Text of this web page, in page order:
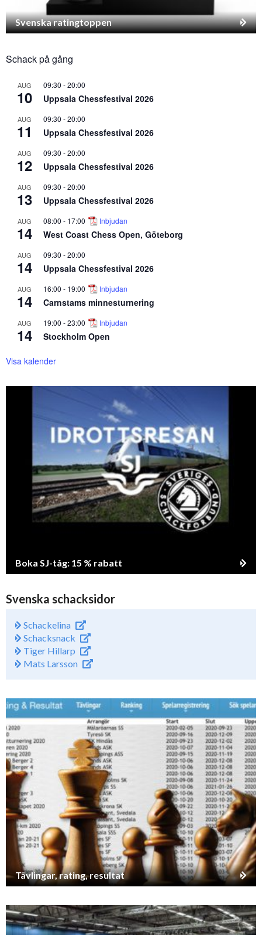
Svenska ratingtoppen
Schack på gång
AUG
10
09:30 -20:00
Uppsala Chessfestival 2026
AUG
11
09:30 -20:00
Uppsala Chessfestival 2026
AUG
12
09:30 -20:00
Uppsala Chessfestival 2026
AUG
13
09:30 -20:00
Uppsala Chessfestival 2026
AUG
14
08:00 - 17:00 Inbjudan
West Coast Chess Open, Göteborg
AUG
14
09:30 -20:00
Uppsala Chessfestival 2026
AUG
14
16:00 - 19:00 Inbjudan
Carnstams minnesturnering
AUG
14
19:00 -23:00 Inbjudan
Stockholm Open
Visa kalender
Boka SJ-tåg: 15 % rabatt
Svenska schacksidor
Schackelina
Schacksnack
Tiger Hillarp
Mats Larsson
Tävlingar, rating, resultat